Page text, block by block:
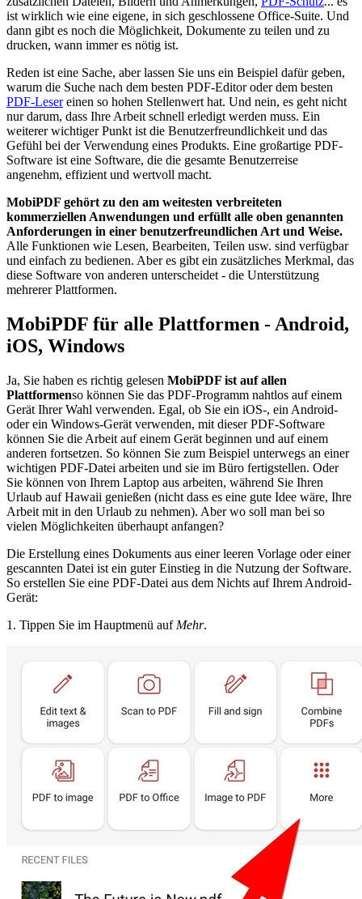
ist wirklich wie eine eigene, in sich geschlossene Office-Suite. Und
dann gibt es noch die Möglichkeit, Dokumente zu teilen und zu
drucken, wann immer es nötig ist.
Reden ist eine Sache, aber lassen Sie uns ein Beispiel dafür geben,
warum die Suche nach dem besten PDF-Editor oder dem besten
PDF-Lesereinen so hohen Stellenwert hat. Und nein, es geht nicht
nur darum, dass Ihre Arbeit schnell erledigt werden muss. Ein
weiterer wichtiger Punkt ist die Benutzerfreundlichkeit und das
Gefühl bei der Verwendung eines Produkts. Eine großartige PDF-
Software ist eine Software, die die gesamte Benutzerreise
angenehm, effizient und wertvoll macht.
MobiPDF gehört zu den am weitesten verbreiteten
kommerziellen Anwendungen und erfüllt alle oben genannten
Anforderungen in einer benutzerfreundlichen Art und Weise.
Alle Funktionen wie Lesen, Bearbeiten, Teilen usw. sind verfügbar
und einfach zu bedienen. Aber es gibt ein zusätzliches Merkmal, das
diese Software von anderen unterscheidet - die Unterstützung
mehrerer Plattformen.
MobiPDF für alle Plattformen - Android,
iOS, Windows
Ja, Sie haben es richtig gelesen MobiPDF ist auf allen
Plattformenso können Sie das PDF-Programm nahtlos auf einem
Gerät Ihrer Wahl verwenden. Egal, ob Sie ein iOS-, ein Android-
oder ein Windows-Gerät verwenden, mit dieser PDF-Software
können Sie die Arbeit auf einem Gerät beginnen und auf einem
anderen fortsetzen. So können Sie zum Beispiel unterwegs an einer
wichtigen PDF-Datei arbeiten und sie im Büro fertigstellen. Oder
Sie können von Ihrem Laptop aus arbeiten, während Sie Ihren
Urlaub auf Hawaii genießen (nicht dass es eine gute Idee wäre, Ihre
Arbeit mit in den Urlaub zu nehmen). Aber wo soll man bei so
vielen Möglichkeiten überhaupt anfangen?
Die Erstellung eines Dokuments aus einer leeren Vorlage oder einer
gescannten Datei ist ein guter Einstieg in die Nutzung der Software.
So erstellen Sie eine PDF-Datei aus dem Nichts auf Ihrem Android-
Gerät:
1. Tippen Sie im Hauptmenü auf Mehr.